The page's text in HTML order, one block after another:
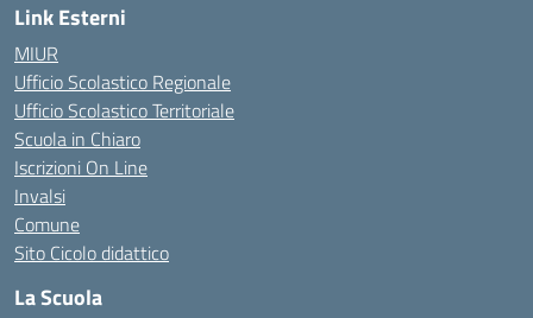
Link Esterni
MIUR
Ufficio Scolastico Regionale
Ufficio Scolastico Territoriale
Scuola in Chiaro
Iscrizioni On Line
Invalsi
Comune
Sito Cicolo didattico
La Scuola